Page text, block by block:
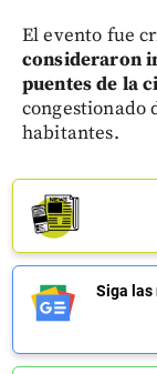
El evento fue
consideraron
puentes de la
congestionado
habitantes.
Siga las